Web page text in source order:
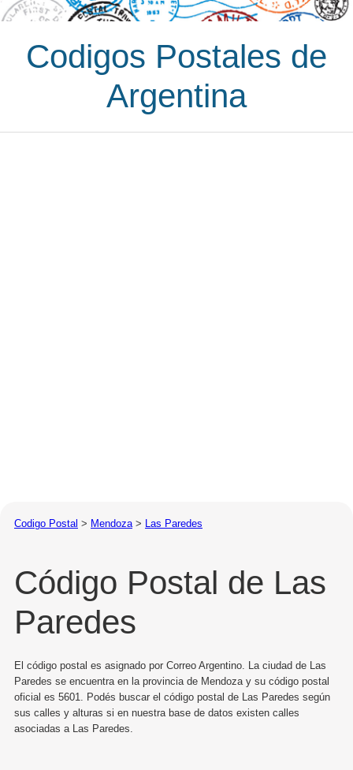
Codigos Postales de
Argentina
Codigo Postal > Mendoza > Las Paredes
Código Postal de Las
Paredes
El código postal es asignado por Correo Argentino. La ciudad de Las
Paredes se encuentra en la provincia de Mendoza y su código postal
oficial es 5601. Podés buscar el código postal de Las Paredes según
sus calles y alturas si en nuestra base de datos existen calles
asociadas a Las Paredes.